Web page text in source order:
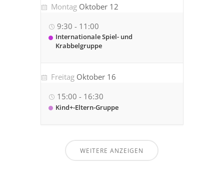
Montag Oktober 12
9:30 - 11:00
Internationale Spiel- und
Krabbelgruppe
Freitag Oktober 16
15:00 - 16:30
Kind+-Eltern-Gruppe
WEITERE ANZEIGEN